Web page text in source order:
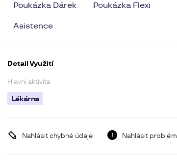
Poukázka Dárek Poukázka Flexi
Asistence
Detail Využití
Hlavní aktivita
Lékárna
Nahlásit chybné údaje Nahlásit problém